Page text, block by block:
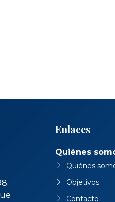
Quiénes
Órganos de
Patronato